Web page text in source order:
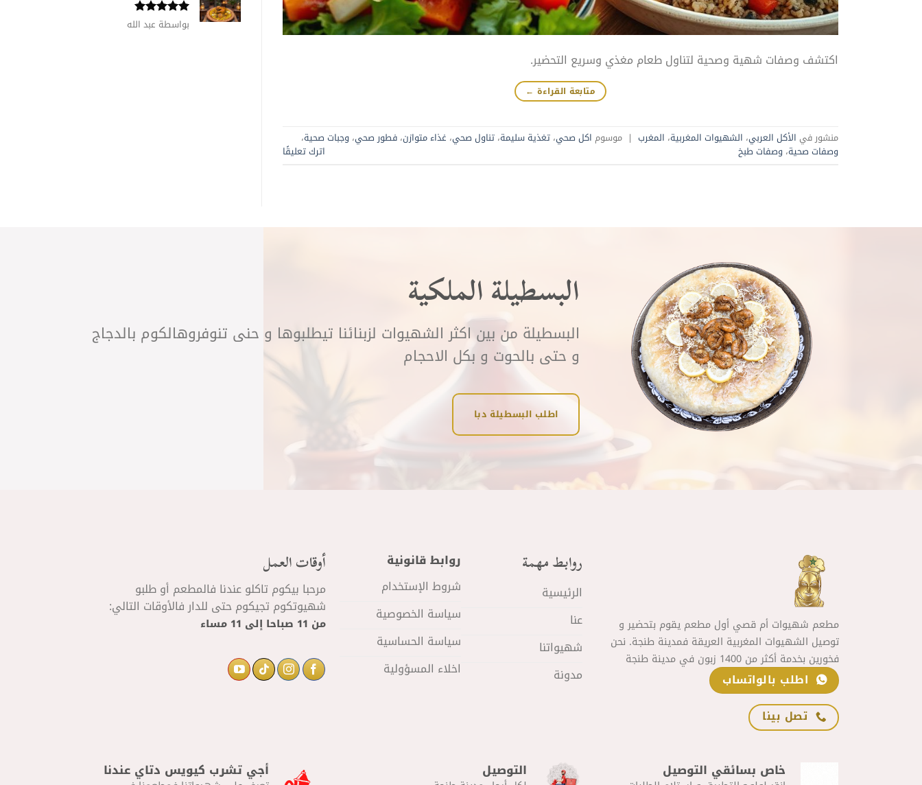
اكتشف وصفات شهية وصحية لتناول طعام مغذي وسريع التحضير.
متابعة القراءة ←
منشور في الأكل العربي، الشهيوات المغربية، المغرب | موسوم اكل صحي، تغذية سليمة، تناول صحي، غذاء متوازن، فطور صحي، وجبات صحية،
وصفات صحية، وصفات طبخ اترك تعليقًا
تم التقييم
5من 5
بواسطة عبد الله
البسطيلة الملكية
البسطيلة من بين اكثر الشهيوات لزبنائنا تيطلبوها و حنى تنوفروهالكوم بالدجاج
و حتى بالحوت و بكل الاحجام
اطلب البسطيلة دبا
مطعم شهيوات أم قصي أول مطعم يقوم بتحضير و
توصيل الشهيوات المغربية العريقة فمدينة طنجة. نحن
فخورين بخدمة أكثر من 1400 زبون في مدينة طنجة
اطلب بالواتساب
تصل بينا
روابط مهمة
الرئيسية
عنا
شهيواتنا
مدونة
روابط قانونية
شروط الإستخدام
سياسة الخصوصية
سياسة الحساسية
اخلاء المسؤولية
أوقات العمل
مرحبا بيكوم تاكلو عندنا فالمطعم أو طلبو
شهيوتكوم تجيكوم حتى للدار فالأوقات التالي:
من 11 صباحا إلى
خاص بسائقي التوصيل التوصيل أجي تشرب كيويس دتاي عندنا